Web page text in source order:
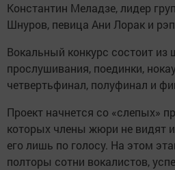
Константин Меладзе, лидер
Шнуров, певица Ани Лорак и
Вокальный конкурс состоит из
прослушивания, поединки,
четвертьфинал, полуфинал и
Проект начнется со «слепых»
которых члены жюри не видят
его лишь по голосу. На этом
полторы сотни вокалистов,